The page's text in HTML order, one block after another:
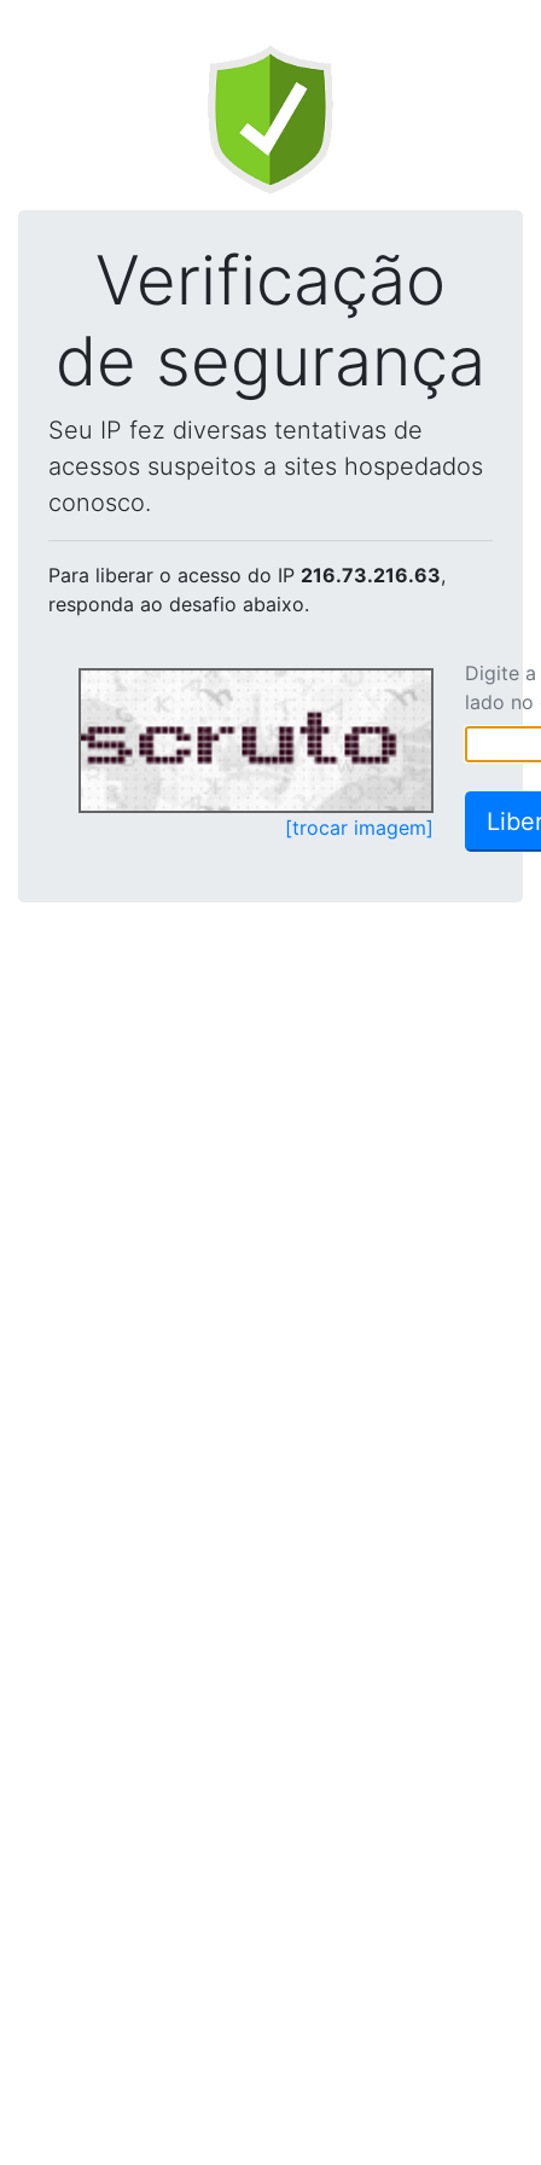
Verificação
de segurança
Seu IP fez diversas tentativas de
acessos suspeitos a sites hospedados
conosco.
Para liberar o acesso do IP 216.73.216.63,
responda ao desafio abaixo.
[trocar imagem]
Digite
lado no